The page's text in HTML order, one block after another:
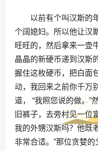
以前有个叫汉斯的年
个阔媳妇。所以他让汉
旺旺的，然后拿来一壶
晶晶的新硬币递到汉斯
握住这枚硬币，把白面
动，我回来之前你千万
道， “我照您说的做。”
旧裤子，去旁村见一位
我的外甥汉斯吗？他既
非常合适。”那位贪婪